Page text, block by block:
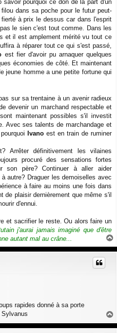
savoir pourquoi ce don de la part d'un
dans sa poche pour le futur peut-
à prix le dessus car dans l'esprit
le sien c'est tout comme. Dans les
et il est amplement mérité vu tout ce
à réparer tout ce qui s'est passé,
est fier d'avoir pu arnaquer quelques
économies de côté. Et maintenant
jeune homme a une petite fortune qui
sur sa trentaine à un avenir radieux
devenir un marchand respectable et
maintenant possibles s'il investit
Avec ses talents de marchandage et
Ivano est en train de ruminer
Arrêter définitivement les vilaines
procuré des sensations fortes
son père? Continuer à aller aider
autre? Draguer les demoiselles avec
à faire au moins une fois dans
plaisir dernièrement que même s'il
d'ennui.
et sacrifier le reste. Ou alors faire un
j'aurai jamais imaginé que d'être
autant mal au crâne...
a
u
rapides donné à sa porte
Sylvanus
u